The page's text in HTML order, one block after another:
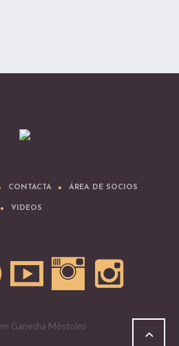
CONTACTA ÁREA DE SOCIOS
VIDEOS
Ganesha Móstoles